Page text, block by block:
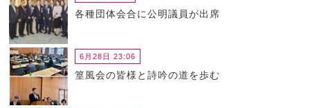
各種団体会合に公明議員が出席
6月28日 23:06
篁風会の皆様と詩吟の道を歩む